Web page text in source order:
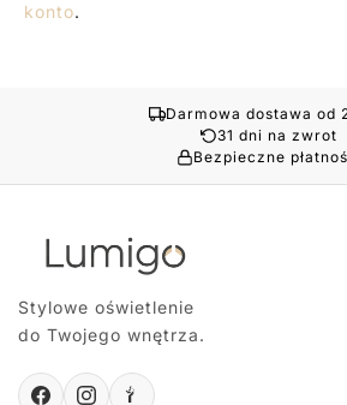
konto.
Darmowa dostawa od
31 dni na zwrot
Bezpieczne
Stylowe oświetlenie
do Twojego wnętrza.